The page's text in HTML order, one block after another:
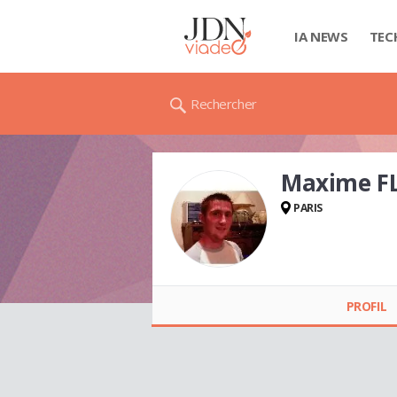
IA NEWS
Rechercher
Maxime
PARIS
PROFIL